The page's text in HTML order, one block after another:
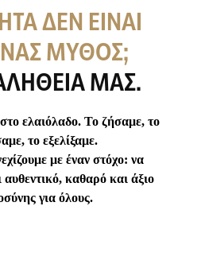
ΔΕΝ ΕΊΝΑΙ
ΜΎΘΟΣ;
ΜΑΣ.
ελαιόλαδο. Το ζήσαμε, το
το εξελίξαμε.
με έναν στόχο: να
καθαρό και άξιο
για όλους.